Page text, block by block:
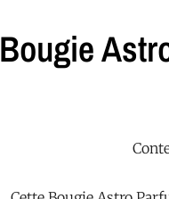
Bougie